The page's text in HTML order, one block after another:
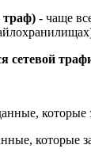
траф) - чаще
сетевой
которые
которые